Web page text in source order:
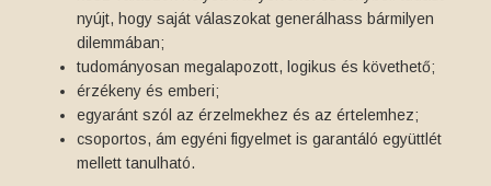
nyújt, hogy saját válaszokat generálhass bármilyen
dilemmában;
tudományosan megalapozott, logikus és követhető;
érzékeny és emberi;
egyaránt szól az érzelmekhez és az értelemhez;
csoportos, ám egyéni figyelmet is garantáló együttlét
mellett tanulható.